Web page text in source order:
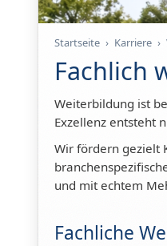
Startseite › Karriere ›
Fachlich
Weiterbildung ist
Exzellenz entsteht
Wir fördern gezielt
und mit echtem
Fachliche